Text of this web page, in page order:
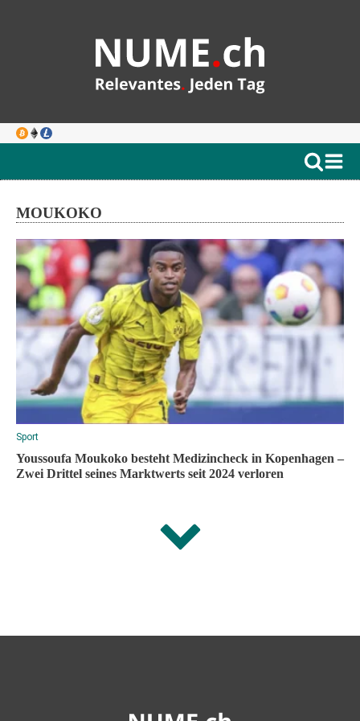
MOUKOKO
Sport
Youssoufa Moukoko besteht Medizincheck in Kopenhagen –
Zwei Drittel seines Marktwerts seit 2024 verloren